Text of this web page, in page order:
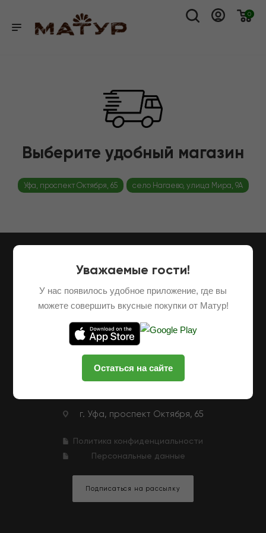
0
Выберите удобный магазин
Уфа, проспект Октября, 65 село Нагаево, улица Мира, 9А
ОПТОВЫЕ ПОСТАВКИ
НАШИ ФЕРМЕРЫ ВАКАНСИИ
КЛУБНАЯ ПРОГРАММА
+7 (927) 326-47-25 ЗАКАЗАТЬ ЗВОНОК
г. Уфа, проспект Октября, 65
Политика конфиденциальности
Персональные данные
Подписаться на рассылку
Уважаемые гости!
У нас появилось удобное приложение, где вы
можете совершить вкусные покупки от Матур!
Остаться на сайте